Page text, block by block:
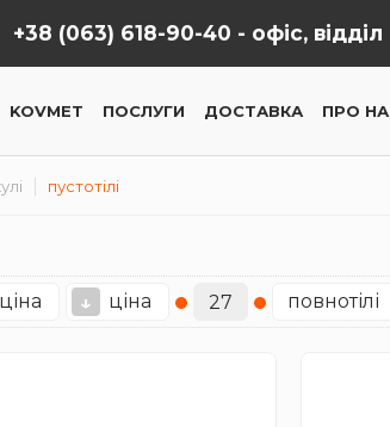
+38 (063) 618-90-40 - офіс,
KOVMET ПОСЛУГИ ДОСТАВКА ПРО
пустотілі
ціна ↓ ціна 27 повнотілі